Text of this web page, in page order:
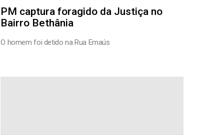
PM captura foragido da Justiça no
Bairro Bethânia
O homem foi detido na Rua Emaús